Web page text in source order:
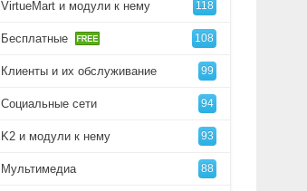
VirtueMart и модули к нему 118
Бесплатные 108
Клиенты и их обслуживание 99
Социальные сети 94
K2 и модули к нему 93
Мультимедиа 88